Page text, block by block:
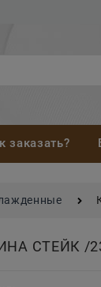
заказать?
СТЕЙК /